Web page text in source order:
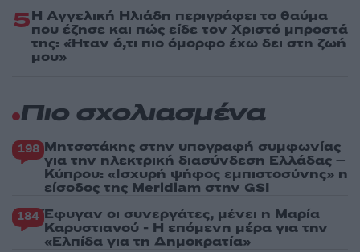
5Η Αγγελική Ηλιάδη περιγράφει το θαύμα
που έζησε και πώς είδε τον Χριστό μπροστά
της: «Ήταν ό,τι πιο όμορφο έχω δει στη ζωή
μου»
Πιο σχολιασμένα
198 Μητσοτάκης στην υπογραφή συμφωνίας
για την ηλεκτρική διασύνδεση Ελλάδας –
Κύπρου: «Ισχυρή ψήφος εμπιστοσύνης» η
είσοδος της Meridiam στην GSI
184 Έφυγαν οι συνεργάτες, μένει η Μαρία
Καρυστιανού - Η επόμενη μέρα για την
«Ελπίδα για τη Δημοκρατία»